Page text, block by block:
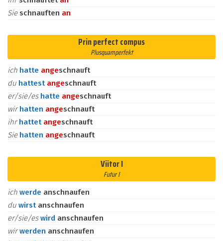
Sie schnauften an
Prin perfect compus
Plusquamperfekt
ich hatte angeschnauft
du hattest angeschnauft
er/sie/es hatte angeschnauft
wirhatten angeschnauft
ihrhattet angeschnauft
Sie hatten angeschnauft
Viitor I
Futur I
ich werde anschnaufen
du wirst anschnaufen
er/sie/eswird anschnaufen
wirwerden anschnaufen